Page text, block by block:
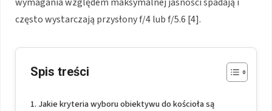
często wystarczają przysłony f/4 lub f/5.6 [4].
Spis treści
Jakie kryteria wyboru obiektywu do kościoła są